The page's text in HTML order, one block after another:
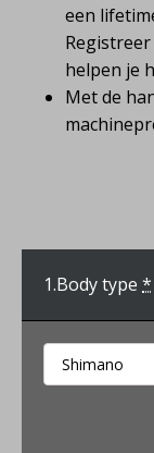
een
helpen je
Met de
1.Body type *